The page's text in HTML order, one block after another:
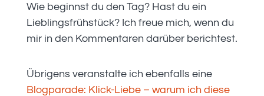
Wie beginnst du den Tag? Hast du ein
Lieblingsfrühstück? Ich freue mich, wenn du
mir in den Kommentaren darüber berichtest.
Übrigens veranstalte ich ebenfalls eine
Blogparade: Klick-Liebe – warum ich diese